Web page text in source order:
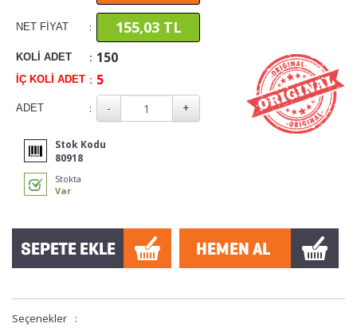
NET FİYAT : 155,03 TL
KOLİ ADET : 150
İÇ KOLİ ADET : 5
ADET :
Stok Kodu
80918
Stokta
Var
Seçenekler :